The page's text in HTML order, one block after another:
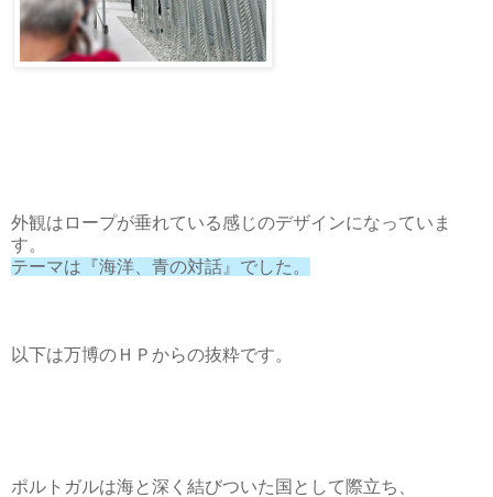
外観はロープが垂れている感じのデザインになっていま
す。
テーマは『海洋、青の対話』でした。
以下は万博のＨＰからの抜粋です。
ポルトガルは海と深く結びついた国として際立ち、